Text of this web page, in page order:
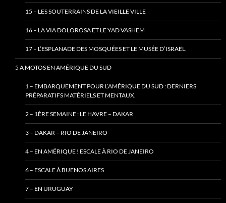
15 – LES SOUTERRAINS DE LA VIEILLE VILLE
16 – LA VIA DOLOROSA ET LE YAD VASHEM
17 – L’ESPLANADE DES MOSQUÉES ET LE MUSÉE D’ISRAËL.
5 A MOTOS EN AMÉRIQUE DU SUD
1 – EMBARQUEMENT POUR L’AMÉRIQUE DU SUD : DERNIERS
PRÉPARATIFS MATÉRIELS ET MENTAUX.
2 – 1ÈRE SEMAINE : LE HAVRE – DAKAR
3 – DAKAR – RIO DE JANEIRO
4 – EN AMÉRIQUE ! ESCALE À RIO DE JANEIRO
6 – ESCALE À BUENOS AIRES
7 – EN URUGUAY